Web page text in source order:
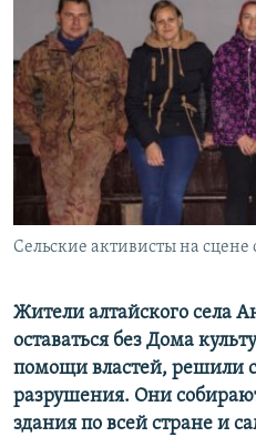
поискуСЕВЕР.РЕАЛИИ
СИБИРЬ.РЕАЛИИ
РАСПИСАНИЕ ВЕЩАНИЯ
ПОДПИШИТЕСЬ НА
СОЦИАЛЬНЫЕ СЕТИ
Все сайты РСЕ/РС
Сельские активисты на
Жители алтайского села
оставаться без Дома
помощи властей, решили
разрушения. Они
здания по всей стране и